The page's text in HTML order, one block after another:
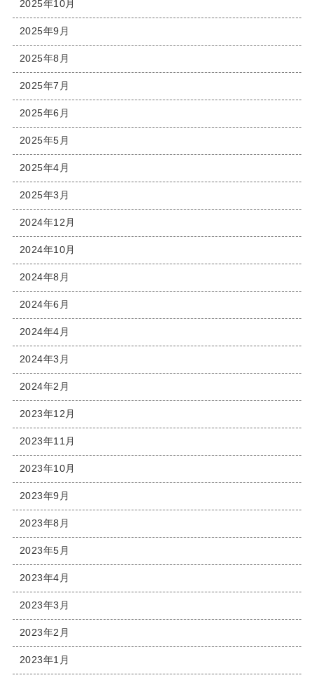
2025年10月
2025年9月
2025年8月
2025年7月
2025年6月
2025年5月
2025年4月
2025年3月
2024年12月
2024年10月
2024年8月
2024年6月
2024年4月
2024年3月
2024年2月
2023年12月
2023年11月
2023年10月
2023年9月
2023年8月
2023年5月
2023年4月
2023年3月
2023年2月
2023年1月